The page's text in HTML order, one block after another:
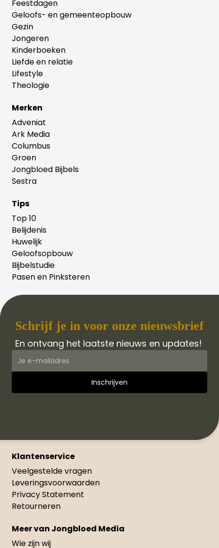
Feestdagen
Geloofs- en gemeenteopbouw
Gezin
Jongeren
Kinderboeken
Liefde en relatie
Lifestyle
Theologie
Merken
Adveniat
Ark Media
Columbus
Groen
Jongbloed Bijbels
Sestra
Tips
Top 10
Belijdenis
Huwelijk
Geloofsopbouw
Bijbelstudie
Pasen en Pinksteren
Schrijf je in voor onze nieuwsbrief
En ontvang het laatste nieuws en updates!
Klantenservice
Veelgestelde vragen
Leveringsvoorwaarden
Privacy Statement
Retourneren
Meer van Jongbloed Media
Wie zijn wij